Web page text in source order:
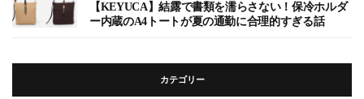
【KEYUCA】結露で書類を濡らさない！保冷ホルダ
ー内蔵のA4トートが夏の通勤に合理的すぎる話
カテゴリー